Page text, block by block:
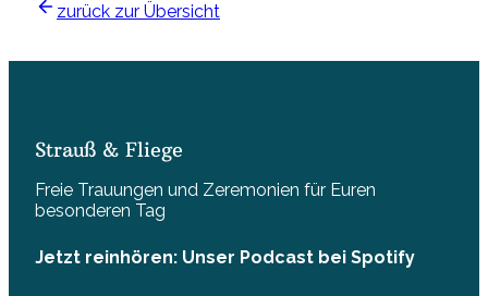
zurück zur Übersicht
Strauß & Fliege
Freie Trauungen und Zeremonien für Euren
besonderen Tag
Jetzt reinhören: Unser Podcast bei Spotify